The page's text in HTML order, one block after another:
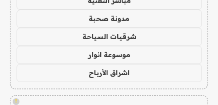
مدونة صحبة
شرقيات السياحة
موسوعة انوار
اشراق الأرباح
!